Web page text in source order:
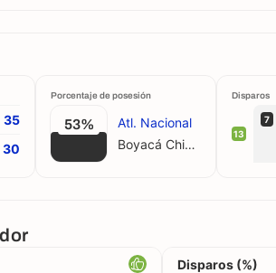
35
30
Porcentaje de posesión
53%
Atl. Nacional
Boyacá Chicó
Disparos
13
7
Disparos (%)